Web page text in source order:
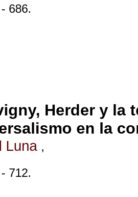
686.
Herder y la
en la
Luna ,
712.